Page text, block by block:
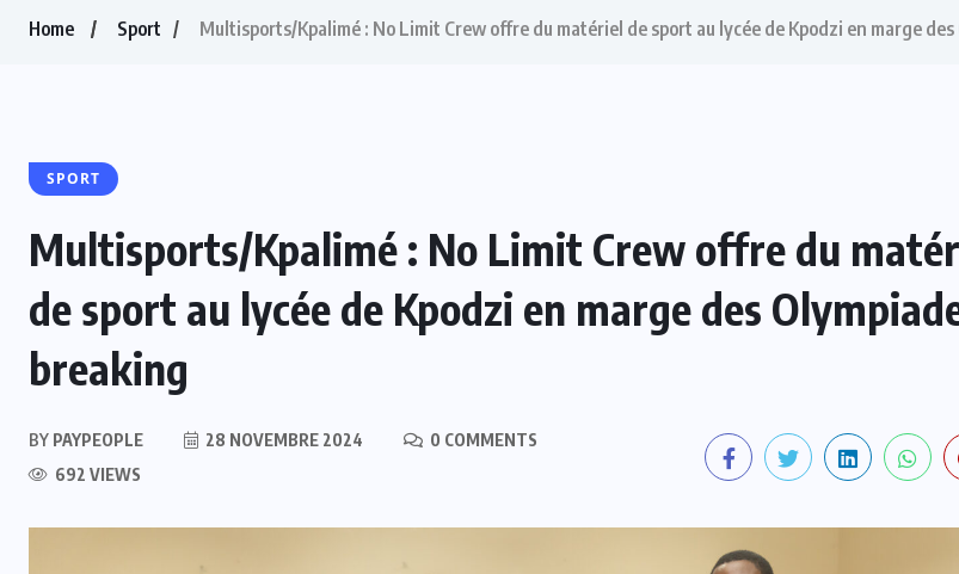
Home Sport Multisports/Kpalimé : No Limit Crew offre du matériel de sport au lycée de Kpodzi en marge
SPORT
Multisports/Kpalimé : No Limit Crew offre du
de sport au lycée de Kpodzi en marge des
breaking
BY PAYPEOPLE 28 NOVEMBRE 2024
0 COMMENTS
692 VIEWS